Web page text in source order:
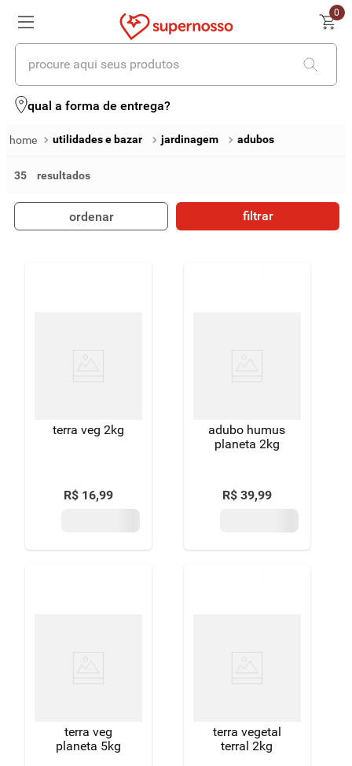
0
procure aqui seus produtos
qual a forma de entrega?
utilidades e bazar jardinagem adubos
35
ordenar filtrar
terra veg 2kg
R$ 16,99
adubo humus
planeta 2kg
R$ 39,99
terra veg
planeta 5kg
terra vegetal
terral 2kg
termos mais buscados
4º iogurte
chocolate